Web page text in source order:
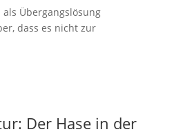
Übergangslösung
dass es nicht zur
Der Hase in der